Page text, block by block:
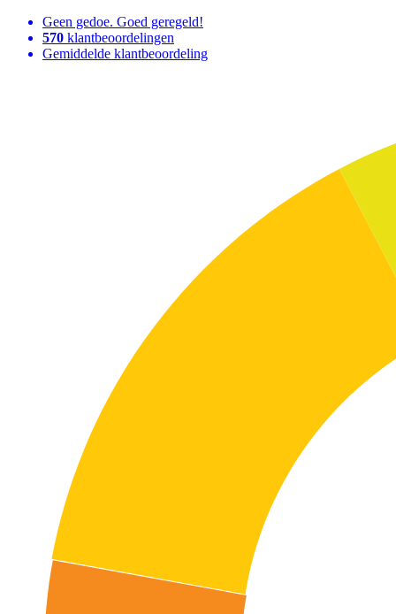
Geen gedoe. Goed geregeld!
570 klantbeoordelingen
Gemiddelde klantbeoordeling